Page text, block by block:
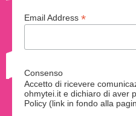
Email Address *
Consenso
Accetto di ricevere
ohmytei.it e dichiaro di aver
Policy (link in fondo alla